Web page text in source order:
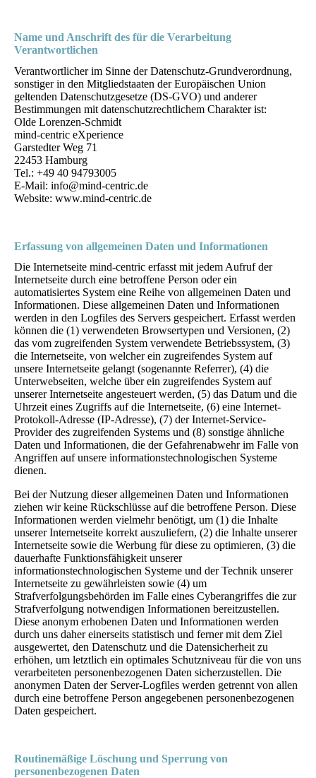
Name und Anschrift des für die Verarbeitung
Verantwortlichen
Verantwortlicher im Sinne der Datenschutz-Grundverordnung,
sonstiger in den Mitgliedstaaten der Europäischen Union
geltenden Datenschutzgesetze (DS-GVO) und anderer
Bestimmungen mit datenschutzrechtlichem Charakter ist:
Olde Lorenzen-Schmidt
mind-centric eXperience
Garstedter Weg 71
22453 Hamburg
Tel.: +49 40 94793005
E-Mail: info@mind-centric.de
Website: www.mind-centric.de
Erfassung von allgemeinen Daten und Informationen
Die Internetseite mind-centric erfasst mit jedem Aufruf der
Internetseite durch eine betroffene Person oder ein
automatisiertes System eine Reihe von allgemeinen Daten und
Informationen. Diese allgemeinen Daten und Informationen
werden in den Logfiles des Servers gespeichert. Erfasst werden
können die (1) verwendeten Browsertypen und Versionen, (2)
das vom zugreifenden System verwendete Betriebssystem, (3)
die Internetseite, von welcher ein zugreifendes System auf
unsere Internetseite gelangt (sogenannte Referrer), (4) die
Unterwebseiten, welche über ein zugreifendes System auf
unserer Internetseite angesteuert werden, (5) das Datum und die
Uhrzeit eines Zugriffs auf die Internetseite, (6) eine Internet-
Protokoll-Adresse (IP-Adresse), (7) der Internet-Service-
Provider des zugreifenden Systems und (8) sonstige ähnliche
Daten und Informationen, die der Gefahrenabwehr im Falle von
Angriffen auf unsere informationstechnologischen Systeme
dienen.
Bei der Nutzung dieser allgemeinen Daten und Informationen
ziehen wir keine Rückschlüsse auf die betroffene Person. Diese
Informationen werden vielmehr benötigt, um (1) die Inhalte
unserer Internetseite korrekt auszuliefern, (2) die Inhalte unserer
Internetseite sowie die Werbung für diese zu optimieren, (3) die
dauerhafte Funktionsfähigkeit unserer
informationstechnologischen Systeme und der Technik unserer
Internetseite zu gewährleisten sowie (4) um
Strafverfolgungsbehörden im Falle eines Cyberangriffes die zur
Strafverfolgung notwendigen Informationen bereitzustellen.
Diese anonym erhobenen Daten und Informationen werden
durch uns daher einerseits statistisch und ferner mit dem Ziel
ausgewertet, den Datenschutz und die Datensicherheit zu
erhöhen, um letztlich ein optimales Schutzniveau für die von uns
verarbeiteten personenbezogenen Daten sicherzustellen. Die
anonymen Daten der Server-Logfiles werden getrennt von allen
durch eine betroffene Person angegebenen personenbezogenen
Daten gespeichert.
Routinemäßige Löschung und Sperrung von
personenbezogenen Daten